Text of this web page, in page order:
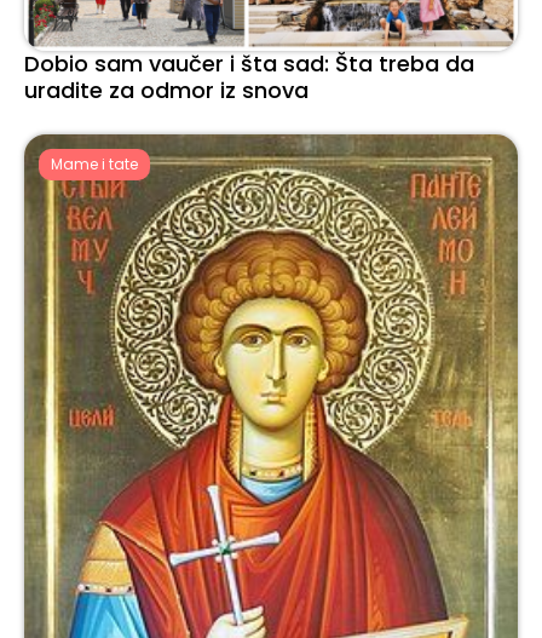
Dobio sam vaučer i šta sad: Šta treba da
uradite za odmor iz snova
Mame i tate